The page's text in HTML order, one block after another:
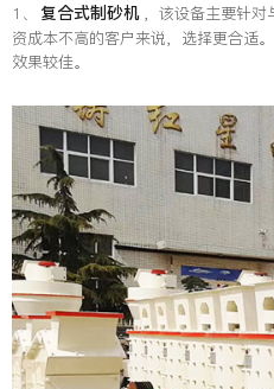
1、 复合式制砂机 ，该设备主要针
资成本不高的客户来说，选择更合适
效果较佳。